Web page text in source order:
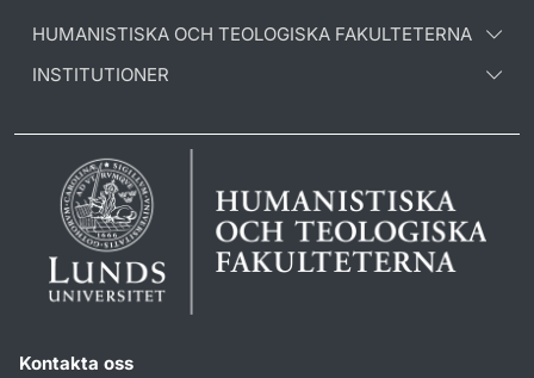
HUMANISTISKA OCH TEOLOGISKA FAKULTETERNA
INSTITUTIONER
Kontakta oss